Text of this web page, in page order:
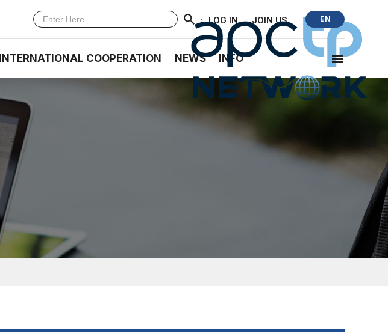
· LOG IN · JOIN US EN
INTERNATIONAL COOPERATION NEWS INFO